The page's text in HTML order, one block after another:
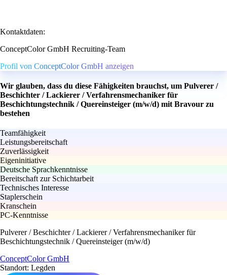
Kontaktdaten:
ConceptColor GmbH Recruiting-Team
Profil von ConceptColor GmbH anzeigen
Wir glauben, dass du diese Fähigkeiten brauchst, um Pulverer /
Beschichter / Lackierer / Verfahrensmechaniker für
Beschichtungstechnik / Quereinsteiger (m/w/d) mit Bravour zu
bestehen
Teamfähigkeit
Leistungsbereitschaft
Zuverlässigkeit
Eigeninitiative
Deutsche Sprachkenntnisse
Bereitschaft zur Schichtarbeit
Technisches Interesse
Staplerschein
Kranschein
PC-Kenntnisse
Pulverer / Beschichter / Lackierer / Verfahrensmechaniker für
Beschichtungstechnik / Quereinsteiger (m/w/d)
ConceptColor GmbH
Standort: Legden